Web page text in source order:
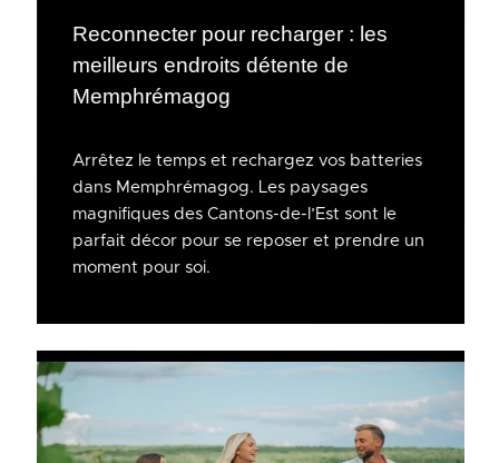
Reconnecter pour recharger : les
meilleurs endroits détente de
Memphrémagog
Arrêtez le temps et rechargez vos batteries
dans Memphrémagog. Les paysages
magnifiques des Cantons-de-l’Est sont le
parfait décor pour se reposer et prendre un
moment pour soi.